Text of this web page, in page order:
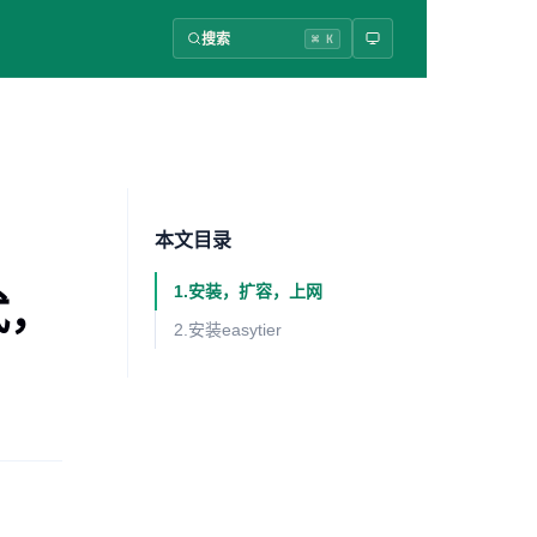
搜索 ⌘ K
本文目录
1.安装，扩容，上网
2.安装easytier